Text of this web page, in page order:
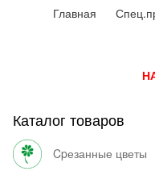
Главная
Каталог товаров
cpезанные цветы